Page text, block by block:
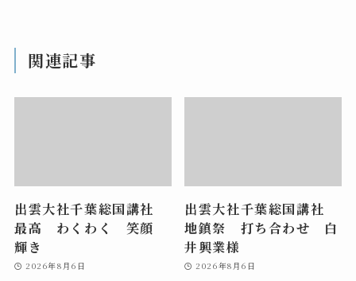
関連記事
出雲大社千葉総国講社
最高 わくわく 笑顔
輝き
2026年8月6日
出雲大社千葉総国講社
地鎮祭 打ち合わせ 白
井興業様
2026年8月6日